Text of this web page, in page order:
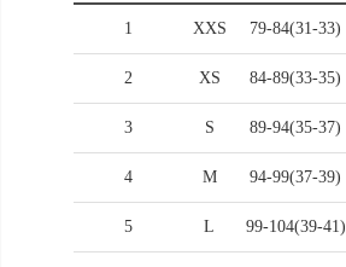
1 XXS 79-84(31-33)
2 XS 84-89(33-35)
3 S 89-94(35-37)
4 M 94-99(37-39)
5 L 99-104(39-41)